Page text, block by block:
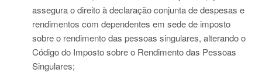
assegura o direito à declaração conjunta de despesas e
rendimentos com dependentes em sede de imposto
sobre o rendimento das pessoas singulares, alterando o
Código do Imposto sobre o Rendimento das Pessoas
Singulares;